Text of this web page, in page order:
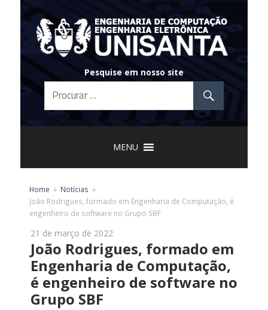
Skip
to
content
Pesquise em nosso site
MENU
Home
Notícias
João Rodrigues, formado em Engenharia de Computação, é
engenheiro de software no Grupo SBF
21 de março de 2022
João Rodrigues, formado em
Engenharia de Computação,
é engenheiro de software no
Grupo SBF